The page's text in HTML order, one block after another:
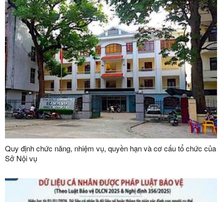
Quy định chức năng, nhiệm vụ, quyền hạn và cơ cấu tổ chức của
Sở Nội vụ